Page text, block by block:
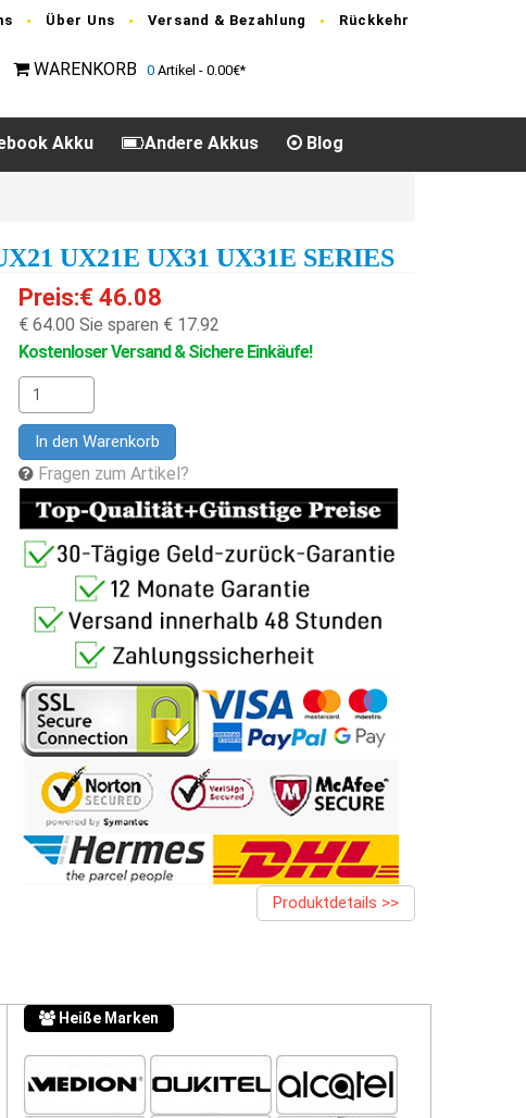
Über Uns Versand & Bezahlung Rückkehr
WARENKORB 0 Artikel - 0.00€*
Akku Andere Akkus Blog
UX21E UX31 UX31E SERIES
Preis:€ 46.08
€ 64.00 Sie sparen € 17.92
Kostenloser Versand & Sichere Einkäufe!
In den Warenkorb
Fragen zum Artikel?
Produktdetails >>
Heiße Marken